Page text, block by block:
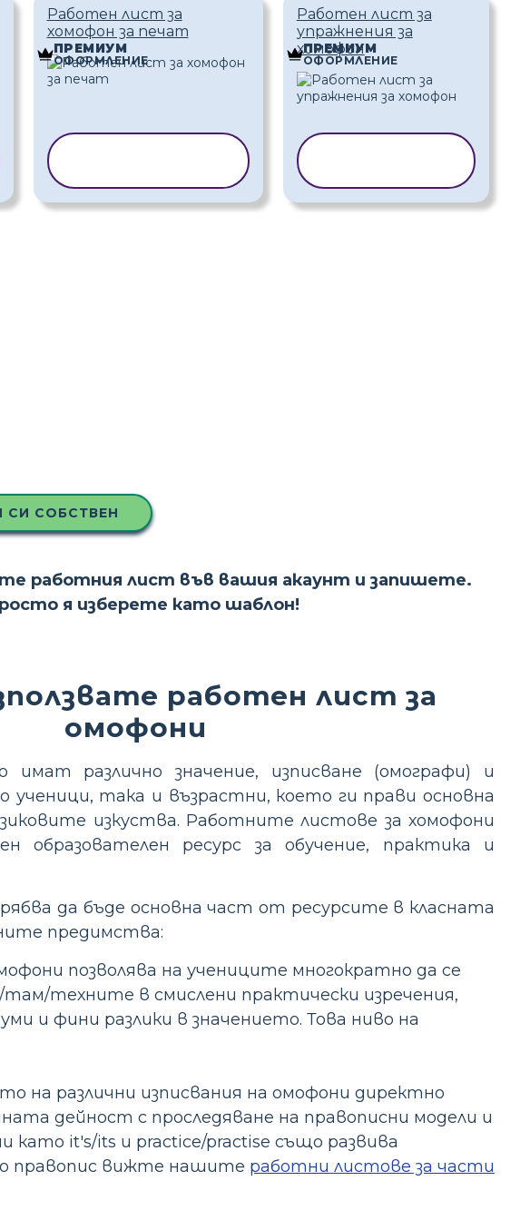
Работен лист за
хомофон за печат
ПРЕМИУМ
ОФОРМЛЕНИЕ
Работен лист за
упражнения за
хомофон
ПРЕМИУМ
ОФОРМЛЕНИЕ
СИ СОБСТВЕН
работния лист във вашия акаунт и запишете.
я изберете като шаблон!
работен лист за
омофони
различно значение, изписване (омографи) и
така и възрастни, което ги прави основна
изкуства. Работните листове за хомофони
образователен ресурс за обучение, практика и
да бъде основна част от ресурсите в класната
предимства:
позволява на учениците многократно да се
техните в смислени практически изречения,
и фини разлики в значението. Това ниво на
на различни изписвания на омофони директно
дейност с проследяване на правописни модели и
като it's/its и practice/practise също развива
правопис вижте нашите работни листове за части